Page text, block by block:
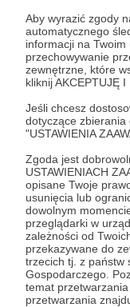
Aby wyrazić zgody
automatycznego
informacji na
przechowywanie
zewnętrzne, które
kliknij AKCEPTUJĘ I
Jeśli chcesz
dotyczące zbierania
"USTAWIENIA
Zgoda jest
USTAWIENIACH
opisane Twoje
usunięcia lub
dowolnym
przeglądarki w
zależności od
przekazywane do
trzecich tj. z państw
Gospodarczego.
temat
przetwarzania
Dołącz
Wesprzyj